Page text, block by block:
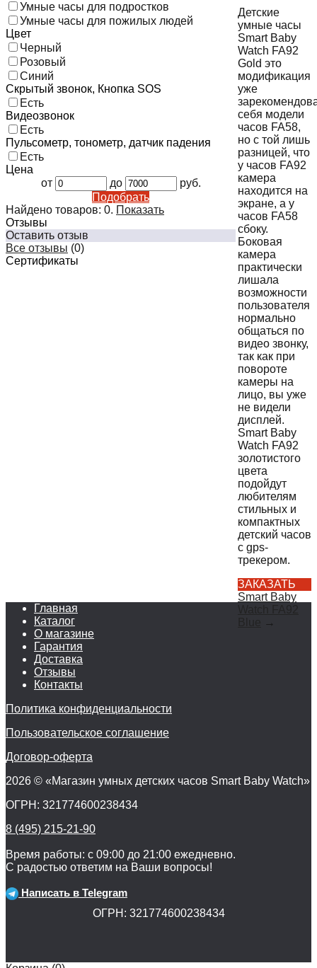
Умные часы для подростков
Умные часы для пожилых людей
Цвет
Черный
Розовый
Синий
Скрытый звонок, Кнопка SOS
Есть
Видеозвонок
Есть
Пульсометр, тонометр, датчик падения
Есть
Цена
от
до
руб.
Подобрать
Найдено товаров: 0. Показать
Отзывы
Оставить отзыв
Все отзывы (0)
Сертификаты
Детские
умные часы
Smart Baby
Watch FA92
Gold это
модификация
уже
себя модели
часов FA58,
но с той лишь
разницей, что
у часов FA92
камера
находится на
экране, а у
часов FA58
сбоку.
Боковая
камера
практически
лишала
возможности
пользователя
нормально
общаться по
видео звонку,
так как при
повороте
камеры на
лицо, вы уже
не видели
дисплей.
Smart Baby
Watch FA92
золотистого
цвета
подойдут
любителям
стильных и
компактных
детский часов
с gps-
трекером.
ЗАКАЗАТЬ
Smart Baby
→
Главная
Каталог
О магазине
Гарантия
Доставка
Отзывы
Контакты
Политика конфиденциальности
Пользовательское соглашение
Договор-оферта
2026 © «Магазин умных детских часов Smart Baby Watch»
ОГРН: 321774600238434
8 (495) 215-21-90
Время работы: с 09:00 до 21:00 ежедневно.
С радостью ответим на Ваши вопросы!
Написать в Telegram
ОГРН: 321774600238434